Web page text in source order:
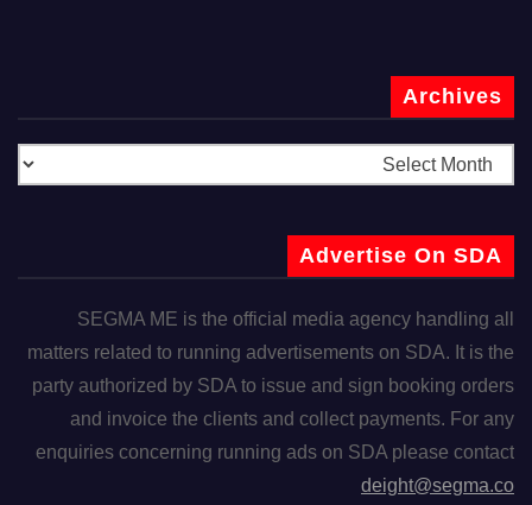
Archives
Advertise On SDA
SEGMA ME is the official media agency handling all
matters related to running advertisements on SDA. It is the
party authorized by SDA to issue and sign booking orders
and invoice the clients and collect payments. For any
enquiries concerning running ads on SDA please contact
deight@segma.co